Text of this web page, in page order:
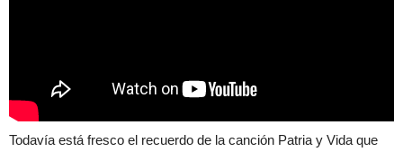
Todavía está fresco el recuerdo de la canción Patria y Vida que